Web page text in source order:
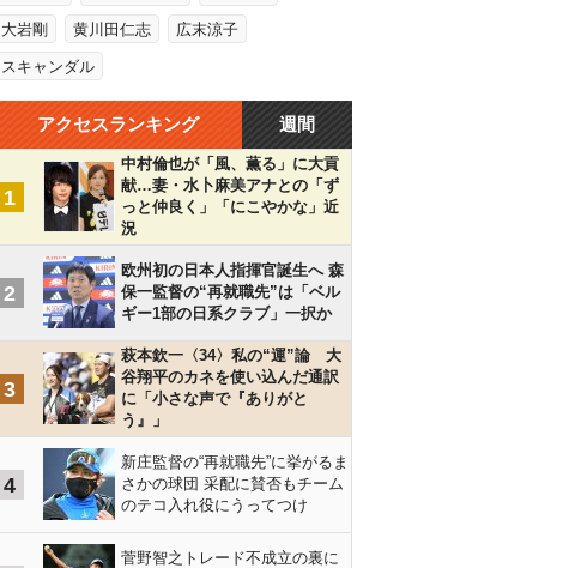
大岩剛 黄川田仁志 広末涼子
スキャンダル
アクセスランキング 週間
1
中村倫也が「風、薫る」に大貢
献…妻・水卜麻美アナとの「ず
っと仲良く」「にこやかな」近
況
2
欧州初の日本人指揮官誕生へ 森
保一監督の“再就職先”は「ベル
ギー1部の日系クラブ」一択か
3
萩本欽一〈34〉私の“運”論 大
谷翔平のカネを使い込んだ通訳
に「小さな声で『ありがと
う』」
4
新庄監督の“再就職先”に挙がるま
さかの球団 采配に賛否もチーム
のテコ入れ役にうってつけ
菅野智之トレード不成立の裏に